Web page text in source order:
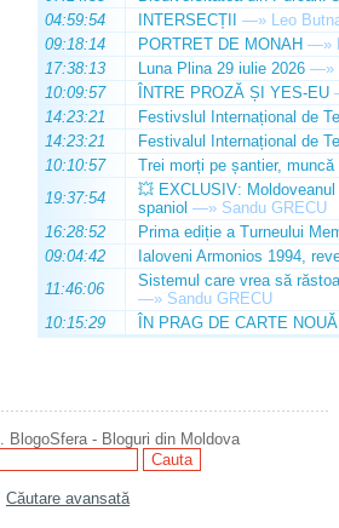
04:59:54
INTERSECȚII —» Leo
09:18:14
PORTRET DE MONAH —»
17:38:13
Luna Plina 29 iulie 2026 —»
10:09:57
ÎNTRE PROZĂ ȘI YES-EU
14:23:21
Festivslul Internațional de
14:23:21
Festivalul Internațional de
10:10:57
Trei morți pe șantier, muncă
19:37:54
💥 EXCLUSIV:
spaniol —» Sandu GRECU
16:28:52
Prima ediție a Turneului
09:04:42
Ialoveni Armonios 1994,
11:46:06
Sistemul care vrea să
—» Sandu GRECU
10:15:29
ÎN PRAG DE CARTE NOUĂ
BlogoSfera - Bloguri din Moldova
Căutare avansată